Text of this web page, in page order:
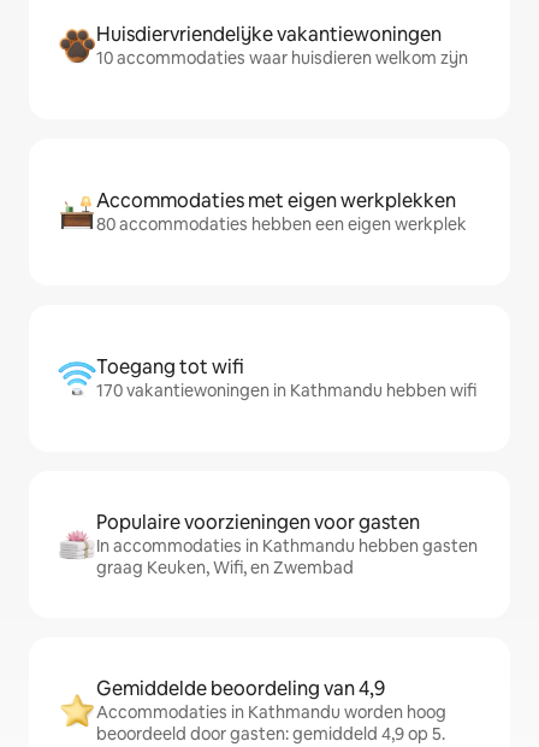
Huisdiervriendelijke vakantiewoningen
10 accommodaties waar huisdieren welkom zijn
Accommodaties met eigen werkplekken
80 accommodaties hebben een eigen werkplek
Toegang tot wifi
170 vakantiewoningen in Kathmandu hebben wifi
Populaire voorzieningen voor gasten
In accommodaties in Kathmandu hebben gasten
graag Keuken, Wifi, en Zwembad
Gemiddelde beoordeling van 4,9
Accommodaties in Kathmandu worden hoog
beoordeeld door gasten: gemiddeld 4,9 op 5.